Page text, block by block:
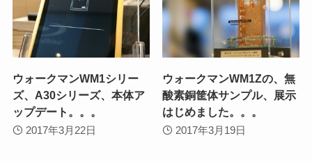
ウォークマンWM1シリー
ズ、A30シリーズ、本体ア
ップデート。。。
2017年3月22日
ウォークマンWM1Zの、無
酸素銅筐体サンプル、展示
はじめました。。。
2017年3月19日